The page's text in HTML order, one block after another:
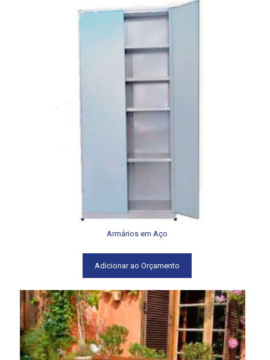
Armários em Aço
Adicionar ao Orçamento